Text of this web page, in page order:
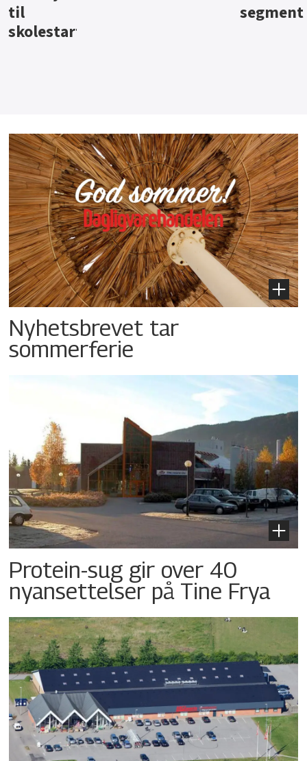
Nyhetsbrevet tar
sommerferie
Protein-sug gir over 40
nyansettelser på Tine Frya